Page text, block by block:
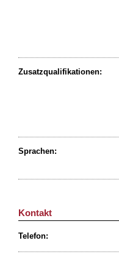
Zusatzqualifikationen:
Sprachen:
Kontakt
Telefon: